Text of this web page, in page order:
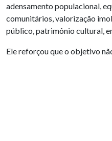
adensamento populacional,
comunitários, valorização
público, patrimônio cultural,
Ele reforçou que o objetivo